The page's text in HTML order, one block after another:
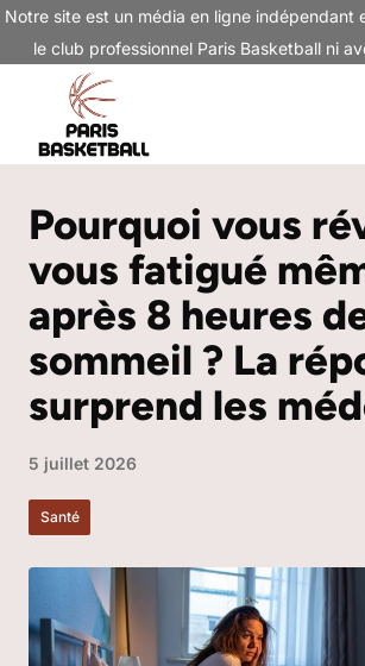
Aller
contenu
Notre site est un média en ligne indépendant
le club professionnel Paris Basketball ni
Pourquoi vous
vous fatigué
après 8 heures
sommeil ? La
surprend les
5 juillet 2026
Santé